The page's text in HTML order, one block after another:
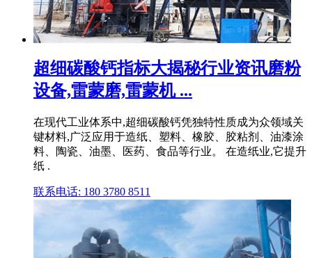
超细碳酸钙指标大揭秘行业资讯磨粉
设备,雷蒙磨,雷蒙机 ...
在现代工业体系中,超细碳酸钙凭独特性质成为众领域关
键材料,广泛应用于造纸、塑料、橡胶、胶粘剂、油漆涂
料、陶瓷、油墨、医药、食品等行业。 在造纸业,它提升
纸 .
联系电话: 180 3780 8511